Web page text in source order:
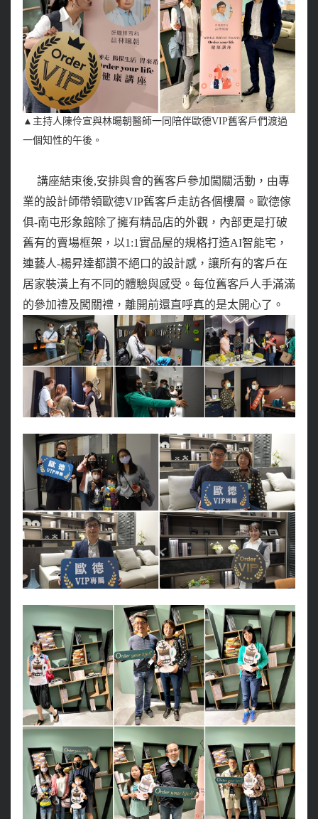
▲主持人陳伶宣與林暘朝醫師一同陪伴歐德VIP舊客戶們渡過
一個知性的午後。
講座結束後,安排與會的舊客戶參加闖關活動，由專
業的設計師帶領歐德VIP舊客戶走訪各個樓層。歐德傢
俱-南屯形象館除了擁有精品店的外觀，內部更是打破
舊有的賣場框架，以1:1實品屋的規格打造AI智能宅，
連藝人-楊昇達都讚不絕口的設計感，讓所有的客戶在
居家裝潢上有不同的體驗與感受。每位舊客戶人手滿滿
的參加禮及闖關禮，離開前還直呼真的是太開心了。